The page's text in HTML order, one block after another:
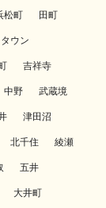
松町 田町
ウン
吉祥寺
中野 武蔵境
津田沼
北千住 綾瀬
五井
大井町